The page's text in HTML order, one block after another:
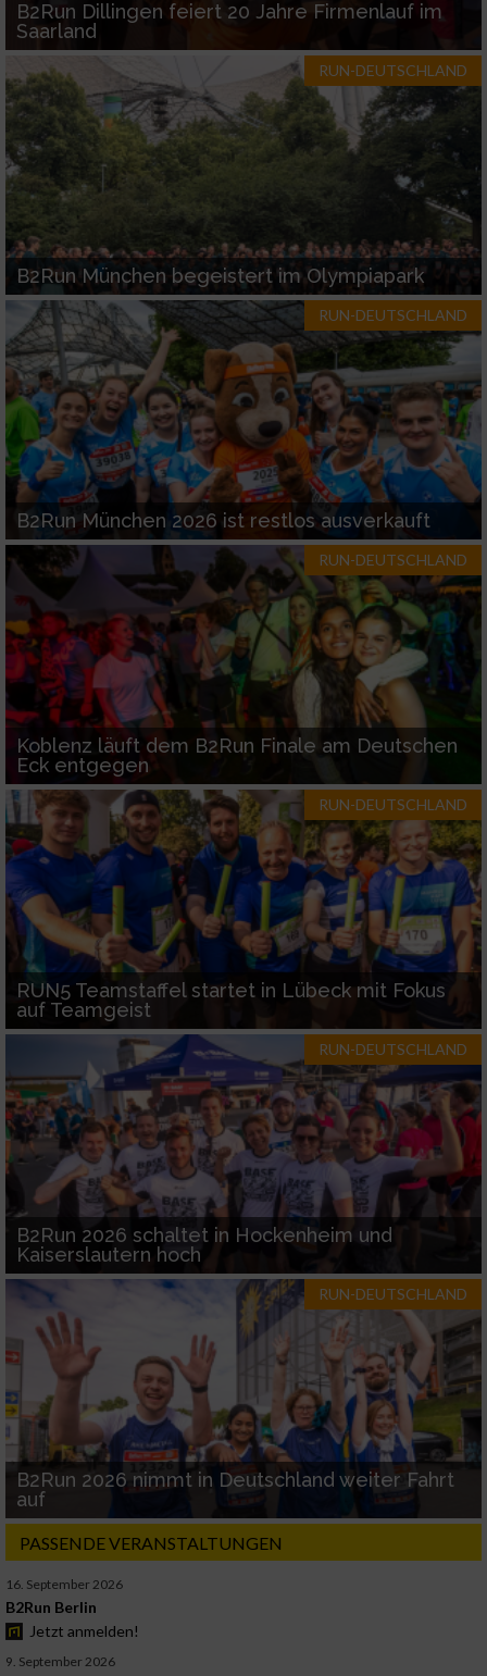
B2Run Dillingen feiert 20 Jahre Firmenlauf im
Saarland
RUN-DEUTSCHLAND
B2Run München begeistert im Olympiapark
RUN-DEUTSCHLAND
B2Run München 2026 ist restlos ausverkauft
RUN-DEUTSCHLAND
Koblenz läuft dem B2Run Finale am Deutschen
Eck entgegen
RUN-DEUTSCHLAND
RUN5 Teamstaffel startet in Lübeck mit Fokus
auf Teamgeist
RUN-DEUTSCHLAND
B2Run 2026 schaltet in Hockenheim und
Kaiserslautern hoch
RUN-DEUTSCHLAND
B2Run 2026 nimmt in Deutschland weiter Fahrt
auf
PASSENDE VERANSTALTUNGEN
16. September 2026
B2Run Berlin
Jetzt anmelden!
9. September 2026